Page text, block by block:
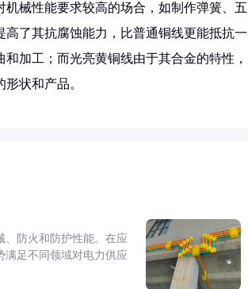
械性能要求较高的场合，如制作弹簧、五
了其抗腐蚀能力，比普通铜线更能抵抗一
加工；而光亮黄铜线由于其合金的特性，
状和产品。
、防火和防护性能。在应
满足不同领域对电力供应